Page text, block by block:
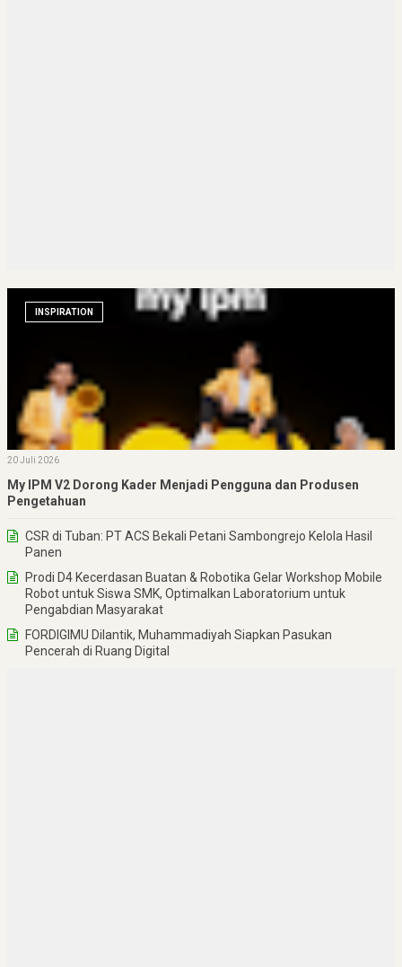
INSPIRATION
20 Juli 2026
My IPM V2 Dorong Kader Menjadi Pengguna dan Produsen
Pengetahuan
CSR di Tuban: PT ACS Bekali Petani Sambongrejo Kelola Hasil
Panen
Prodi D4 Kecerdasan Buatan & Robotika Gelar Workshop Mobile
Robot untuk Siswa SMK, Optimalkan Laboratorium untuk
Pengabdian Masyarakat
FORDIGIMU Dilantik, Muhammadiyah Siapkan Pasukan
Pencerah di Ruang Digital